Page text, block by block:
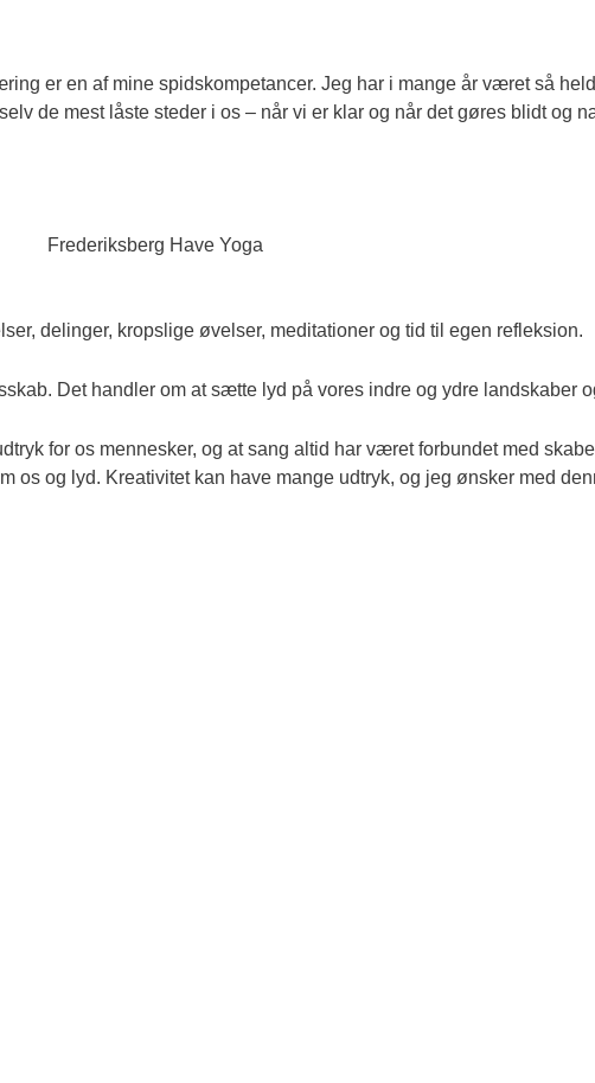
er en af mine spidskompetancer. Jeg har i mange år været så
de mest låste steder i os – når vi er klar og når det gøres blidt og
Frederiksberg Have Yoga
delinger, kropslige øvelser, meditationer og tid til egen refleksion.
Det handler om at sætte lyd på vores indre og ydre landskaber
for os mennesker, og at sang altid har været forbundet med
og lyd. Kreativitet kan have mange udtryk, og jeg ønsker med